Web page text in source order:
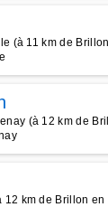
(à 11 km de
(à 12 km de
km de Brillon en